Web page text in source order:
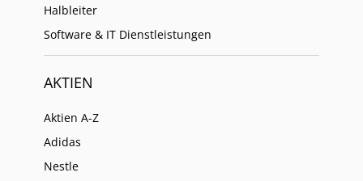
Halbleiter
Software & IT Dienstleistungen
AKTIEN
Aktien A-Z
Adidas
Nestle